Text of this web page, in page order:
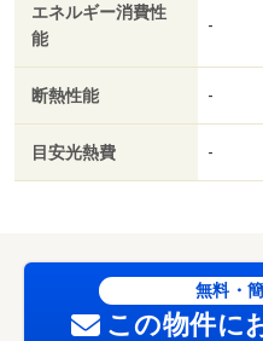
エネルギー消費性
能
-
断熱性能 -
目安光熱費 -
無料・
この物件に